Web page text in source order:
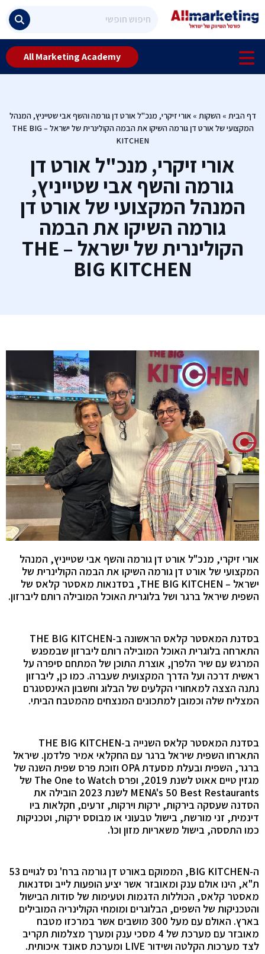
All Marketing Academy
דף הבית »השקות »אורי זיקרי, מנכ"ל אורט דן גורמה והשף אבי שטייניץ, המנהל
המקצועי של אורט דן גורמה השיקו את הבמה הקולינרית של ישראל – THE BIG
KITCHEN
אורי זיקרי, מנכ"ל אורט דן
גורמה והשף אבי שטייניץ,
המנהל המקצועי של אורט דן
גורמה השיקו את הבמה
הקולינרית של ישראל – THE
BIG KITCHEN
אורי זיקרי, מנכ"ל אורט דן גורמה והשף אבי שטייניץ, המנהל
המקצועי של אורט דן גורמה השיקו את הבמה הקולינרית של
ישראל – THE BIG KITCHEN, בסדנאות מאסטר קלאס של
השפית שיראל ברגר ושל בלוגרית האוכל המובילה רותם ליברזון.
בסדנת המאסטר קלאס הראשונה ב-THE BIG KITCHEN
התארחה בלוגרית האוכל המובילה רותם ליברזון שבמפגש
המרגש עם שיר הלפרן, אוצרת התוכן של המתחם סיפרה על
ראשית דרכה ועל הדרך המקצועית שעברה. כמו כן, ליברזון
נתנה הצצה למאחורי הקלעים של הבלוג וחשבון האינסטגרם
המצליח שלה וכמובן למתכונים המנצחים מהמטבח הביתי.
בסדנת המאסטר קלאס השנייה ב-THE BIG KITCHEN
התארחו השפית שיראל ברגר עם החקלאי אמיר פלדמן. שיראל
ברגר, השפית ובעלת מסעדת OPA וזוכת פרס שפית השנה של
מגזין טיים אאוט לשנת 2019, ופרס The One to Watch של
MENA's 50 Best Restaurants לשנת 2023 הובילה את
הסדנה שעסקה בירקות, ירקות וירקות, זרעים, חקלאות ביו
דינמית, זני מורשת, בישול טבעוני או מבוסס ירקות, וטכניקות
כמו התססה, בישול משאריות מזון וכו'.
ה-BIG KITCHEN, הממוקם באורט דן גורמה ברח' נס לגויים 53
ת"א, הינו אולם ענק ומאובזר אשר יציע הופעות לייב וסדנאות
מאסטר קלאס, הכוללות הדגמות וטעימות של סודות הבישול
והטכניקות של השפים, הבלוגרים ומומחי הקולינריה המובילים
בארץ. האולם עם מעל 300 מושבים אשר במרכזו מטבח
מאובזר עם מערכת של 4 מסכי ענק ומערך מצלמות תקריב
לצד מערכות הקלטה ושידור LIVE ומערכת סאונד איכותית.